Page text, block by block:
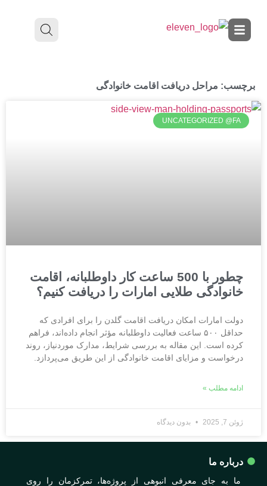
برچسب: مراحل دریافت اقامت خانوادگی
UNCATEGORIZED @FA
چطور با 500 ساعت کار داوطلبانه، اقامت
خانوادگی طلایی امارات را دریافت کنیم؟
دولت امارات امکان دریافت اقامت گلدن را برای افرادی که
حداقل ۵۰۰ ساعت فعالیت داوطلبانه مؤثر انجام داده‌اند، فراهم
کرده است. این مقاله به بررسی شرایط، مدارک موردنیاز، روند
درخواست و مزایای اقامت خانوادگی از این طریق می‌پردازد.
ادامه مطلب »
ژوئن 7, 2025 بدون دیدگاه
درباره ما
ما به جای معرفی انبوهی از پروژه‌ها، تمرکزمان را روی